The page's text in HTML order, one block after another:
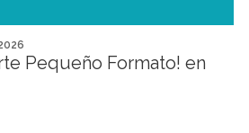
Pequeño Formato! en